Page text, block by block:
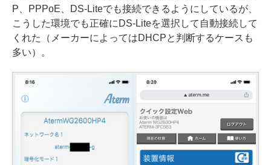
P、PPPoE、DS-Liteでも接続できるようにしているが、
こうした環境でも正確にDS-Liteを選択して自動接続して
くれた（メーカーによってはDHCPと判断するケースも
多い）。